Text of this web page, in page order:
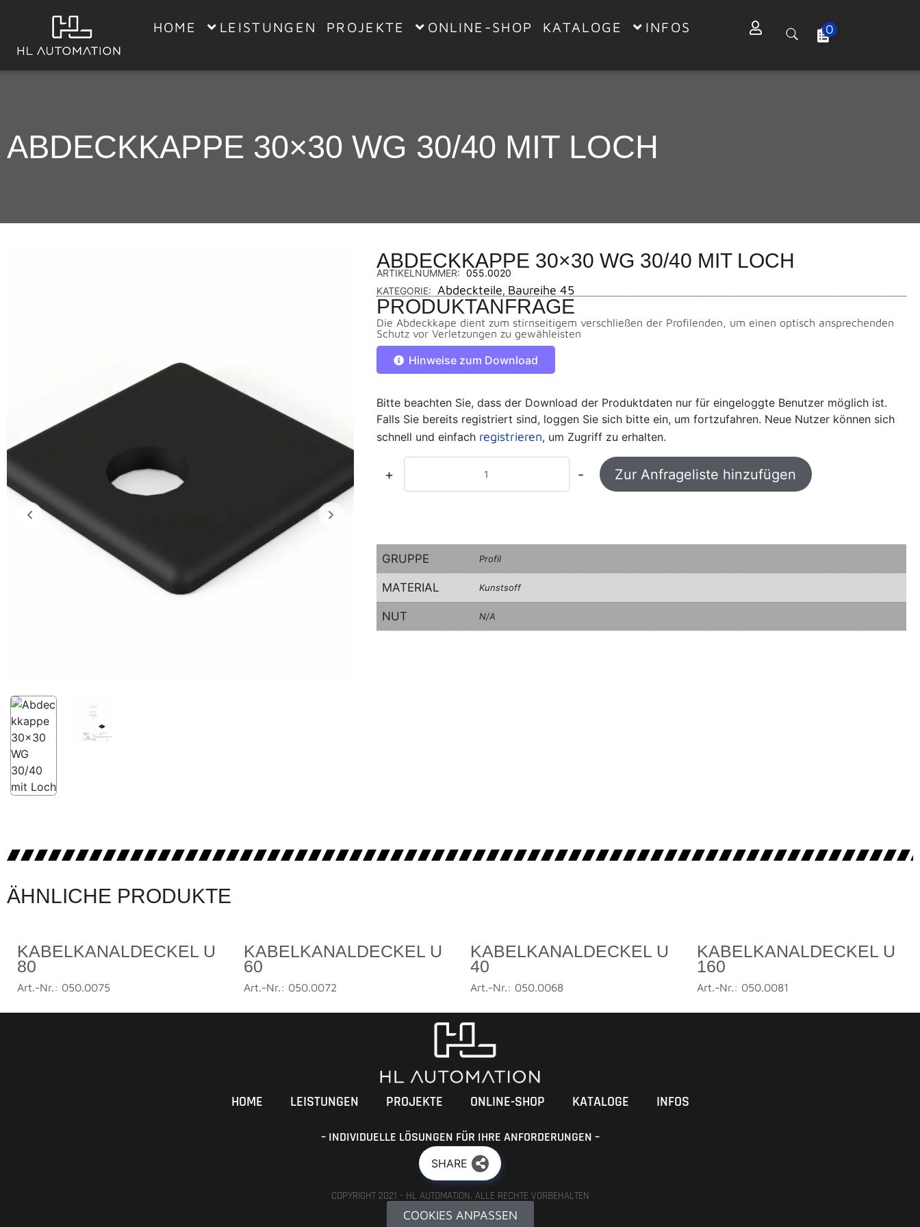
HOME LEISTUNGEN PROJEKTE ONLINE-SHOP KATALOGE INFOS 0
ABDECKKAPPE 30×30 WG 30/40 MIT LOCH
ABDECKKAPPE 30×30 WG 30/40 MIT LOCH
ARTIKELNUMMER: 055.0020
KATEGORIE:
Abdeckteile, Baureihe 45
PRODUKTANFRAGE
Die Abdeckkape dient zum stirnseitigem verschließen der Profilenden, um einen optisch ansprechenden
Schutz vor Verletzungen zu gewähleisten
Hinweise zum Download
Bitte beachten Sie, dass der Download der Produktdaten nur für eingeloggte Benutzer möglich ist.
Falls Sie bereits registriert sind, loggen Sie sich bitte ein, um fortzufahren. Neue Nutzer können sich
schnell und einfach registrieren, um Zugriff zu erhalten.
+ - Zur Anfrageliste hinzufügen
GRUPPE Profil
MATERIAL Kunstsoff
NUT N/A
ÄHNLICHE PRODUKTE
KABELKANALDECKEL U
80
Art.-Nr.: 050.0075
KABELKANALDECKEL U
60
Art.-Nr.: 050.0072
KABELKANALDECKEL U
40
Art.-Nr.: 050.0068
KABELKANALDECKEL U
160
Art.-Nr.: 050.0081
HOME LEISTUNGEN PROJEKTE ONLINE-SHOP KATALOGE INFOS
– INDIVIDUELLE LÖSUNGEN FÜR IHRE ANFORDERUNGEN –
SHARE
COPYRIGHT 2021 - HL AUTOMATION. ALLE RECHTE VORBEHALTEN
COOKIES ANPASSEN